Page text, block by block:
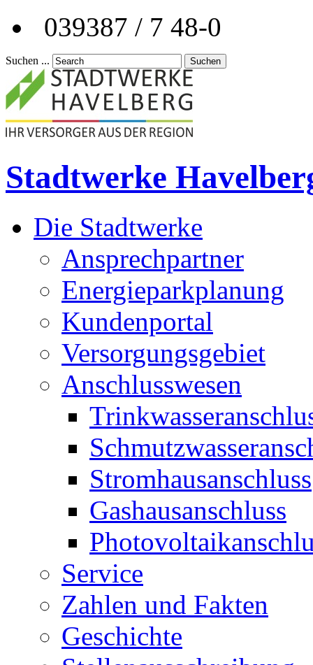
039387 / 7 48-0
Suchen ... Suchen
Stadtwerke
Die Stadtwerke
Ansprechpartner
Energieparkplanung
Kundenportal
Versorgungsgebiet
Anschlusswesen
Stromhausanschluss
Gashausanschluss
Service
Zahlen und Fakten
Geschichte